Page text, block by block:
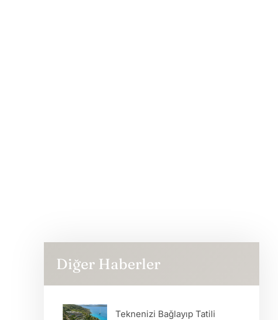
Diğer Haberler
Teknenizi Bağlayıp Tatili